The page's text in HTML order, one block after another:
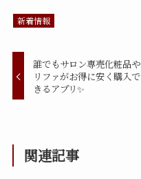
新着情報
誰でもサロン専売化粧品や
リファがお得に安く購入で
きるアプリ✨
関連記事